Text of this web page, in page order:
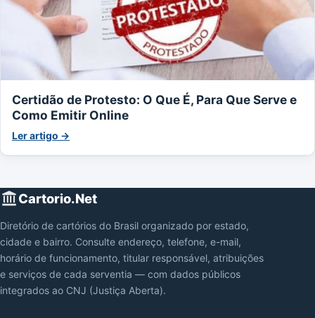
Certidão de Protesto: O Que É, Para Que Serve e
Como Emitir Online
Ler artigo →
Cartorio.Net
Diretório de cartórios do Brasil organizado por estado,
cidade e bairro. Consulte endereço, telefone, e-mail,
horário de funcionamento, titular responsável, atribuições
e serviços de cada serventia — com dados públicos
integrados ao CNJ (Justiça Aberta).